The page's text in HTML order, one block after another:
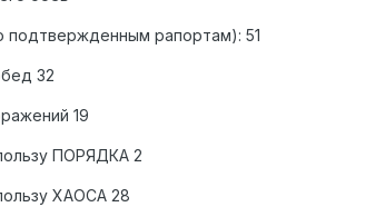
подтвержденным рапортам): 51
32
19
ПОРЯДКА 2
ХАОСА 28